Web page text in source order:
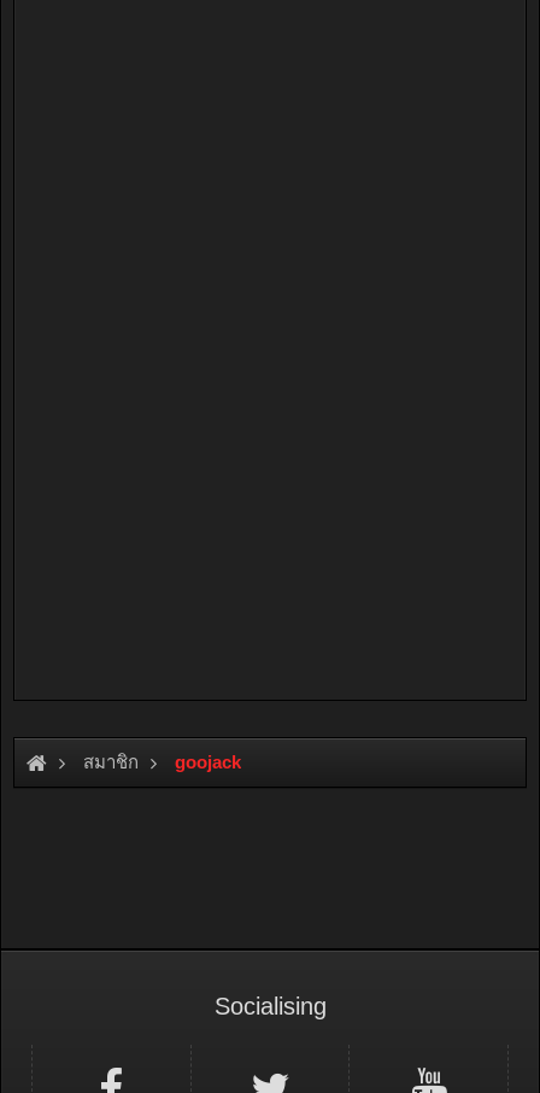
สมาชิก goojack
Socialising